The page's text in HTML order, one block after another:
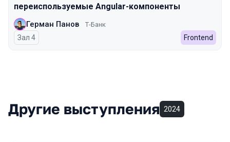
переиспользуемые Angular-компоненты
Герман Панов Т-Банк
Зал 4 Frontend
Другие выступления 2024